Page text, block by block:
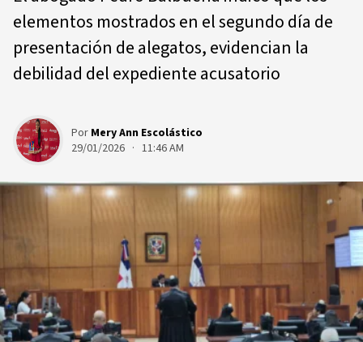
elementos mostrados en el segundo día de
presentación de alegatos, evidencian la
debilidad del expediente acusatorio
Por Mery Ann Escolástico
29/01/2026 · 11:46 AM